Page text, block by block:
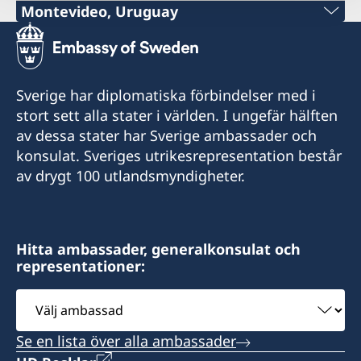
Montevideo, Uruguay
Tel:
+598 2914 7477
E-mail:
info@suecia.consuladouy.com
Rambla 25 de Agosto 318, Apto. 802, esq. Colón
Vänligen boka tid via mail innan besök.
Telefontider: måndag, onsdag och fredag kl. 15
- 16
Sverige har diplomatiska förbindelser med i
stort sett alla stater i världen. I ungefär hälften
av dessa stater har Sverige ambassader och
konsulat. Sveriges utrikesrepresentation består
av drygt 100 utlandsmyndigheter.
Hitta ambassader, generalkonsulat och
representationer:
Välj
ambassad
Se en lista över alla ambassader